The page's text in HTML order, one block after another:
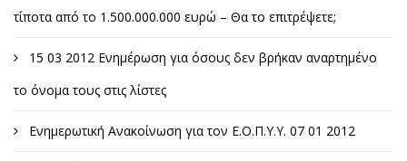
τίποτα από το 1.500.000.000 ευρώ – Θα το επιτρέψετε;
15 03 2012 Ενημέρωση για όσους δεν βρήκαν αναρτημένο
το όνομα τους στις λίστες
Ενημερωτική Ανακοίνωση για τον Ε.Ο.Π.Υ.Υ. 07 01 2012